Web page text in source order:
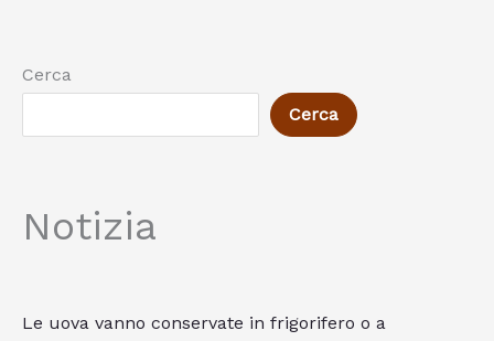
Cerca
Cerca
Notizia
Le uova vanno conservate in frigorifero o a